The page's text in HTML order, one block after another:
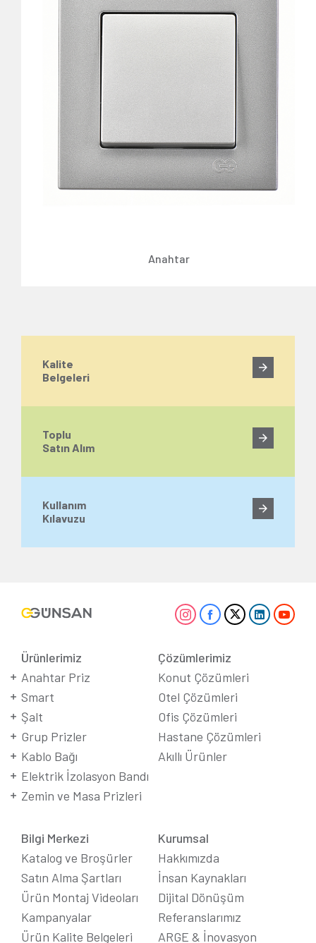
Anahtar
Kalite
Belgeleri
Toplu
Satın Alım
Kullanım
Kılavuzu
Ürünlerimiz
Anahtar Priz
Smart
Şalt
Grup Prizler
Kablo Bağı
Elektrik İzolasyon Bandı
Zemin ve Masa Prizleri
Çözümlerimiz
Konut Çözümleri
Otel Çözümleri
Ofis Çözümleri
Hastane Çözümleri
Akıllı Ürünler
Bilgi Merkezi
Katalog ve Broşürler
Satın Alma Şartları
Ürün Montaj Videoları
Kampanyalar
Ürün Kalite Belgeleri
Kurumsal
Hakkımızda
İnsan Kaynakları
Dijital Dönüşüm
Referanslarımız
ARGE & İnovasyon